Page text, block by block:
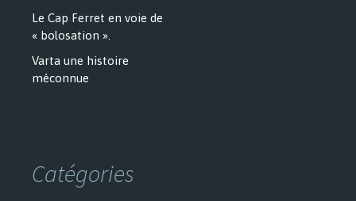
Le Cap Ferret en voie de
« bolosation ».
Varta une histoire
méconnue
Catégories